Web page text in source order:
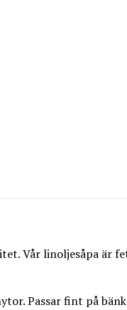
Vår linoljesåpa är
Passar fint på